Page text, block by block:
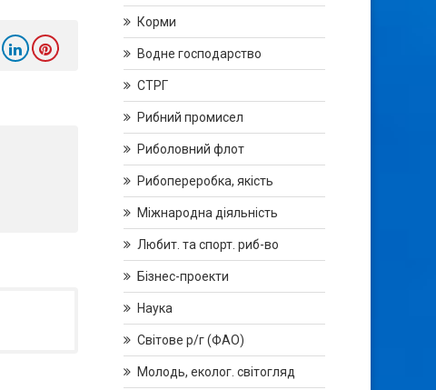
Корми
Водне господарство
СТРГ
Рибний промисел
Риболовний флот
Рибопереробка, якість
Міжнародна діяльність
Любит. та спорт. риб-во
Бізнес-проекти
Наука
Світове р/г (ФАО)
Молодь, еколог. світогляд